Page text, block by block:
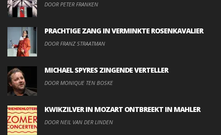
DOOR PETER FRANKEN
PRACHTIGE ZANG IN VERMINKTE ROSENKAVALIER
DOOR FRANZ STRAATMAN
MICHAEL SPYRES ZINGENDE VERTELLER
DOOR MONIQUE TEN BOSKE
KWIKZILVER IN MOZART ONTBREEKT IN MAHLER
DOOR NEIL VAN DER LINDEN